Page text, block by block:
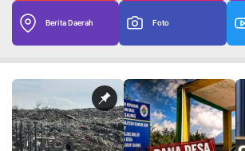
Berita Daerah Foto